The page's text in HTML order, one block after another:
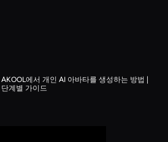
AKOOL에서 개인 AI 아바타를 생성하는 방법 |
단계별 가이드